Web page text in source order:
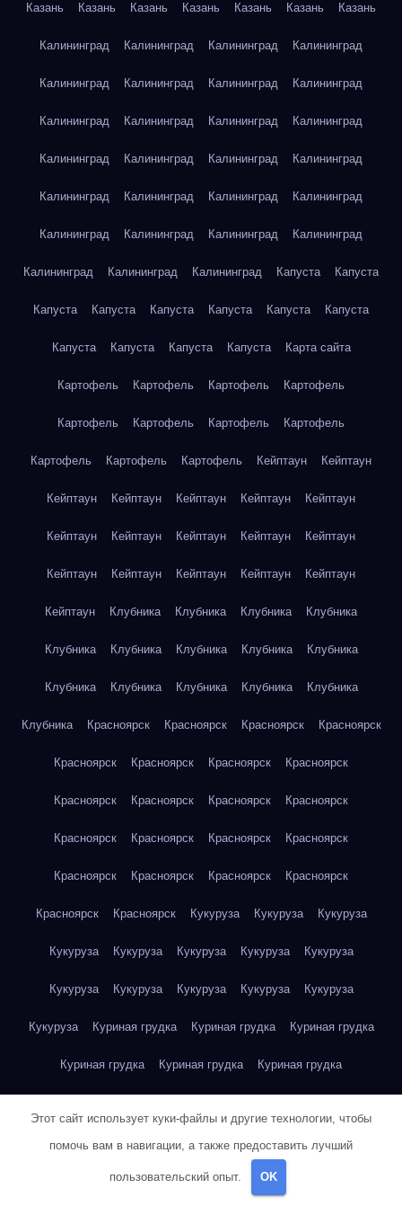
Казань Казань Казань Казань Казань Казань Казань
Калининград Калининград Калининград Калининград
Калининград Калининград Калининград Калининград
Калининград Калининград Калининград Калининград
Калининград Калининград Калининград Калининград
Калининград Калининград Калининград Калининград
Калининград Калининград Калининград Калининград
Калининград Калининград Калининград Капуста Капуста
Капуста Капуста Капуста Капуста Капуста Капуста
Капуста Капуста Капуста Капуста Карта сайта
Картофель Картофель Картофель Картофель
Картофель Картофель Картофель Картофель
Картофель Картофель Картофель Кейптаун Кейптаун
Кейптаун Кейптаун Кейптаун Кейптаун Кейптаун
Кейптаун Кейптаун Кейптаун Кейптаун Кейптаун
Кейптаун Кейптаун Кейптаун Кейптаун Кейптаун
Кейптаун Клубника Клубника Клубника Клубника
Клубника Клубника Клубника Клубника Клубника
Клубника Клубника Клубника Клубника Клубника
Клубника Красноярск Красноярск Красноярск Красноярск
Красноярск Красноярск Красноярск Красноярск
Красноярск Красноярск Красноярск Красноярск
Красноярск Красноярск Красноярск Красноярск
Красноярск Красноярск Красноярск Красноярск
Красноярск Красноярск Кукуруза Кукуруза Кукуруза
Кукуруза Кукуруза Кукуруза Кукуруза Кукуруза
Кукуруза Кукуруза Кукуруза Кукуруза Кукуруза
Кукуруза Куриная грудка Куриная грудка Куриная грудка
Куриная грудка Куриная грудка Куриная грудка
Куриная грудка Куриная грудка Куриная грудка
Куриная грудка Куриная грудка Куриная грудка
Этот сайт использует куки-файлы и другие технологии, чтобы
помочь вам в навигации, а также предоставить лучший
пользовательский опыт. OK